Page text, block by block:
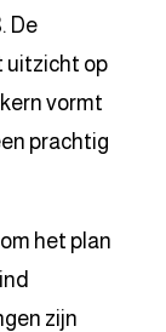
De
uitzicht op
vormt
prachtig
het plan
zijn